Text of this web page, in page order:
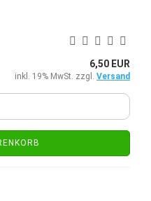
6,50 EUR
inkl. 19% MwSt. zzgl. Versand